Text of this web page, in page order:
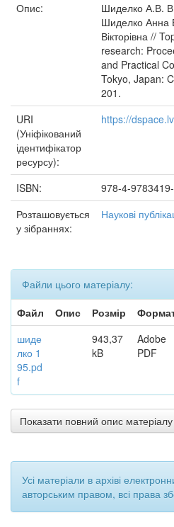
Опис:
Шиделко А.В.
Шиделко Анна
Вікторівна //
research:
and Practical
Tokyo, Japan:
201.
URI
(Уніфікований
ідентифікатор
ресурсу):
https://
ISBN:
978-4-
Розташовується
у зібраннях:
Наукові
Файли цього матеріалу:
Файл
Опис Розмір
шиде
лко 1
95.pd
f
943,37
kB
Adobe
PDF
Показати повний опис матеріалу
Усі матеріали в архіві
авторським правом, всі права